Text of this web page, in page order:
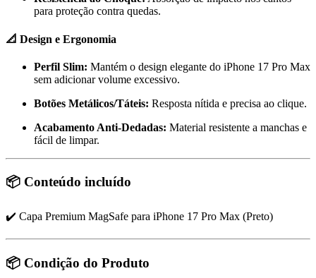
para proteção contra quedas.
📐 Design e Ergonomia
Perfil Slim: Mantém o design elegante do iPhone 17 Pro Max
sem adicionar volume excessivo.
Botões Metálicos/Táteis: Resposta nítida e precisa ao clique.
Acabamento Anti-Dedadas: Material resistente a manchas e
fácil de limpar.
📦 Conteúdo incluído
✔️ Capa Premium MagSafe para iPhone 17 Pro Max (Preto)
📦 Condição do Produto